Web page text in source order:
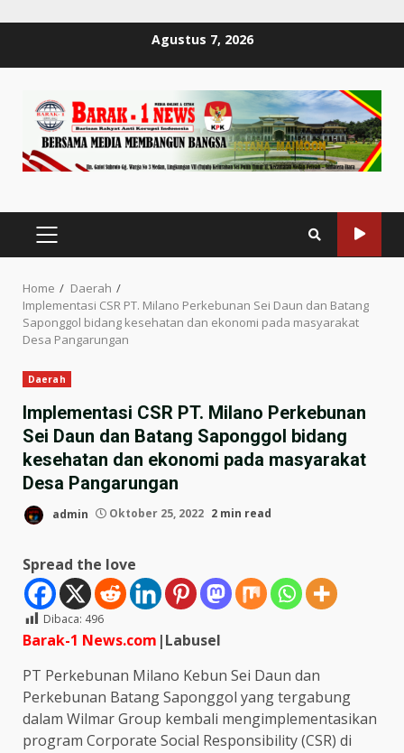
Agustus 7, 2026
PRIMARY
MENU
Home
Daerah
Implementasi CSR PT. Milano Perkebunan Sei Daun dan Batang
Saponggol bidang kesehatan dan ekonomi pada masyarakat
Desa Pangarungan
Daerah
Implementasi CSR PT. Milano Perkebunan
Sei Daun dan Batang Saponggol bidang
kesehatan dan ekonomi pada masyarakat
Desa Pangarungan
admin Oktober 25, 2022 2 min read
Spread the love
Dibaca: 496
Barak-1 News.com |Labusel
PT Perkebunan Milano Kebun Sei Daun dan
Perkebunan Batang Saponggol yang tergabung
dalam Wilmar Group kembali mengimplementasikan
program Corporate Social Responsibility (CSR) di